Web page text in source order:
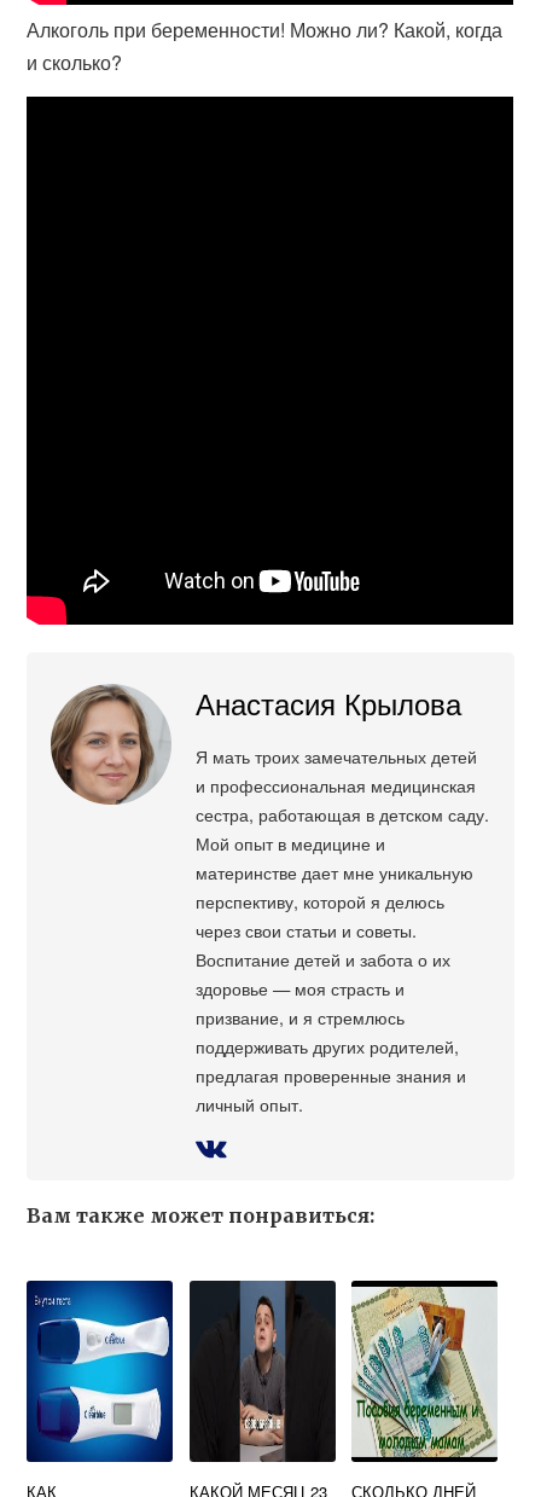
Алкоголь при беременности! Можно ли? Какой, когда
и сколько?
Анастасия Крылова
Я мать троих замечательных детей
и профессиональная медицинская
сестра, работающая в детском саду.
Мой опыт в медицине и
материнстве дает мне уникальную
перспективу, которой я делюсь
через свои статьи и советы.
Воспитание детей и забота о их
здоровье — моя страсть и
призвание, и я стремлюсь
поддерживать других родителей,
предлагая проверенные знания и
личный опыт.
Вам также может понравиться:
КАК КАКОЙ МЕСЯЦ 23 СКОЛЬКО ДНЕЙ